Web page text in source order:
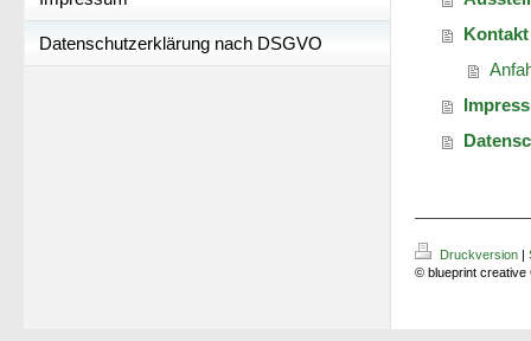
Datenschutzerklärung nach DSGVO
Kontakt
Druckversion |
© blueprint creative